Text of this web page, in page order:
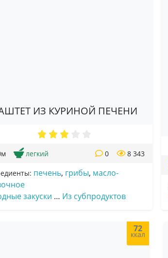
ИЗ КУРИНОЙ ПЕЧЕНИ
легкий 8 343
0
печень, грибы, масло-
закуски … Из субпродуктов
72
ккал